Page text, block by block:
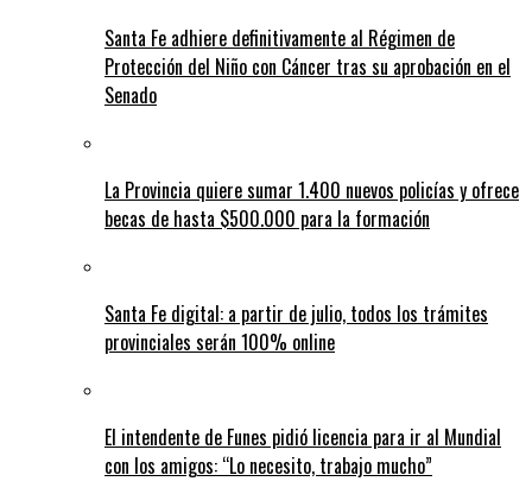
Santa Fe adhiere definitivamente al Régimen de
Protección del Niño con Cáncer tras su aprobación en el
Senado
La Provincia quiere sumar 1.400 nuevos policías y ofrece
becas de hasta $500.000 para la formación
Santa Fe digital: a partir de julio, todos los trámites
provinciales serán 100% online
El intendente de Funes pidió licencia para ir al Mundial
con los amigos: “Lo necesito, trabajo mucho”